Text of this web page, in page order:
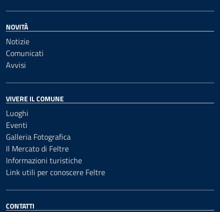
NOVITÀ
Notizie
Comunicati
Avvisi
VIVERE IL COMUNE
Luoghi
Eventi
Galleria Fotografica
Il Mercato di Feltre
Informazioni turistiche
Link utili per conoscere Feltre
CONTATTI